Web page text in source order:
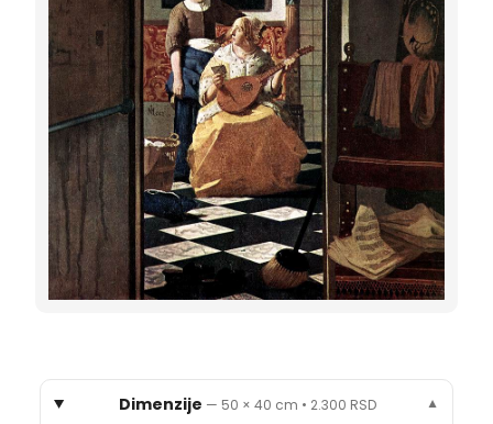
Dimenzije — 50 × 40 cm • 2.300 RSD ▼